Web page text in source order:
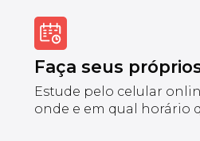
Faça seus
Estude pelo celular
onde e em qual horário